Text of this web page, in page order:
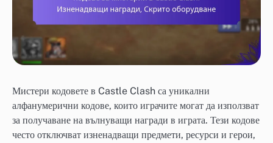
Мистери кодовете в Castle Clash са уникални
алфанумерични кодове, които играчите могат да използват
за получаване на вълнуващи награди в играта. Тези кодове
често отключват изненадващи предмети, ресурси и герои,